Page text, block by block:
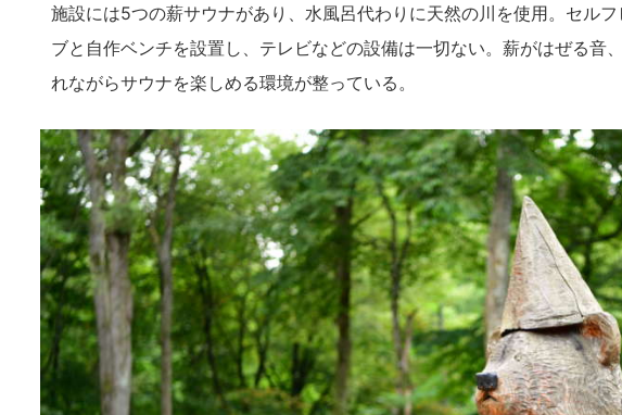
施設には5つの薪サウナがあり、水風呂代わりに天然の川を使用。セル
ブと自作ベンチを設置し、テレビなどの設備は一切ない。薪がはぜる音
れながらサウナを楽しめる環境が整っている。